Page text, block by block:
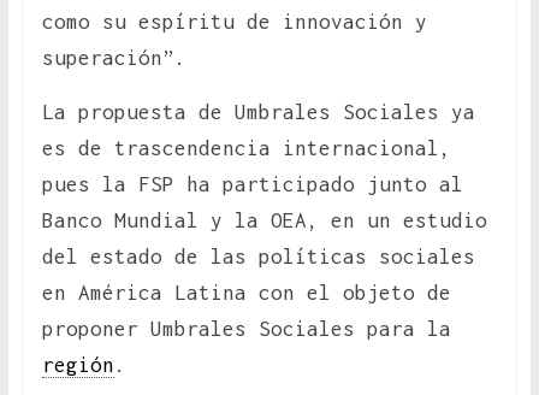
como su espíritu de innovación y
superación”.
La propuesta de Umbrales Sociales ya
es de trascendencia internacional,
pues la FSP ha participado junto al
Banco Mundial y la OEA, en un estudio
del estado de las políticas sociales
en América Latina con el objeto de
proponer Umbrales Sociales para la
región .